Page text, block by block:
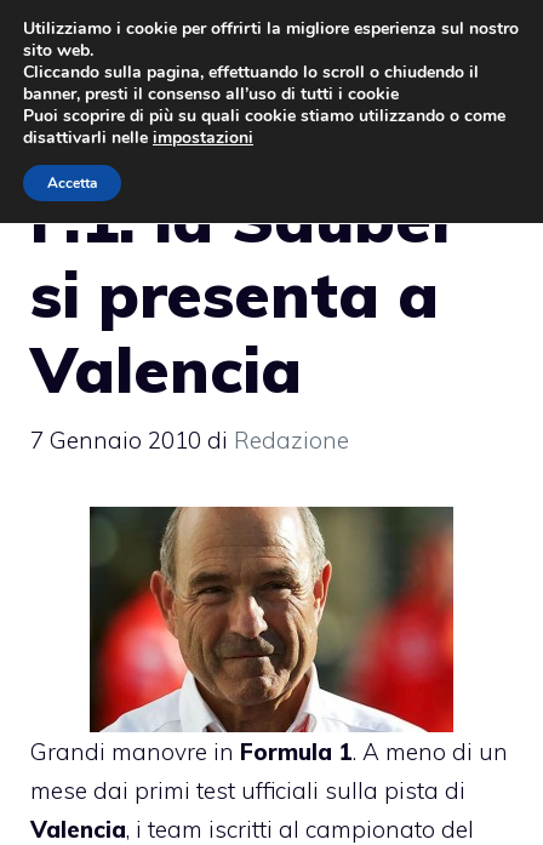
Vai
contenuto
F.1: la Sauber
si presenta a
Valencia
7 Gennaio 2010 di Redazione
Grandi manovre in Formula 1. A meno di un
mese dai primi test ufficiali sulla pista di
Valencia, i team iscritti al campionato del
Utilizziamo i cookie per offrirti la migliore esperienza sul nostro
sito web.
Cliccando sulla pagina, effettuando lo scroll o chiudendo il
banner, presti il consenso all’uso di tutti i cookie
Puoi scoprire di più su quali cookie stiamo utilizzando o come
disattivarli nelle impostazioni
Accetta